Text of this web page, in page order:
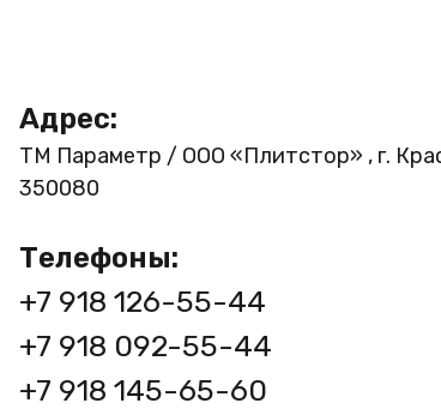
Адрес:
ТМ Параметр / ООО «Плитстор» , г.
350080
Телефоны:
+7 918 126-55-44
+7 918 092-55-44
+7 918 145-65-60